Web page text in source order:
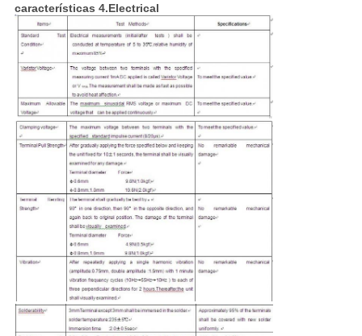
características 4.Electrical